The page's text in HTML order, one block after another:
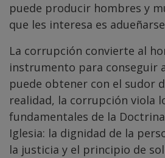
puede producir hombres y
que les interesa es
La corrupción convierte al
instrumento para conseguir
puede obtener con el sudor
realidad, la corrupción viola
fundamentales de la
Iglesia: la dignidad de la
la justicia y el principio de